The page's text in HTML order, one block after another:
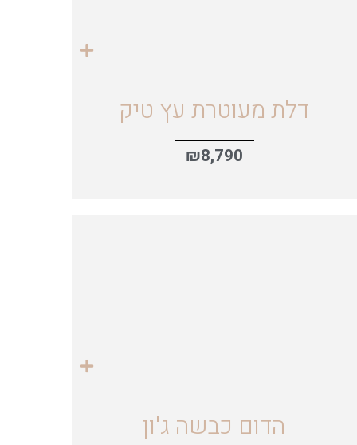
דלת מעוטרת עץ טיק
₪8,790
הדום כבשה ג'ון